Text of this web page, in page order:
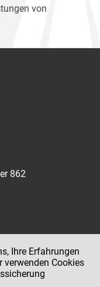
von
862
Ihre Erfahrungen
verwenden Cookies